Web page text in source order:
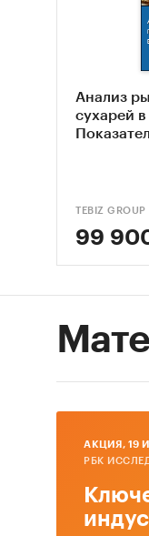
Анализ
сухарей
TEBIZ GROUP
99
AКЦИЯ, 19
РБК